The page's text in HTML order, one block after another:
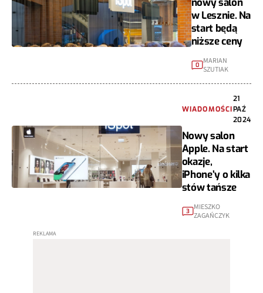
w Lesznie. Na
start będą
niższe ceny
0
MARIAN
SZUTIAK
WIADOMOŚCI
21
PAŹ
2024
Nowy salon
Apple. Na start
okazje,
iPhone’y o kilka
stów tańsze
3 MIESZKO
ZAGAŃCZYK